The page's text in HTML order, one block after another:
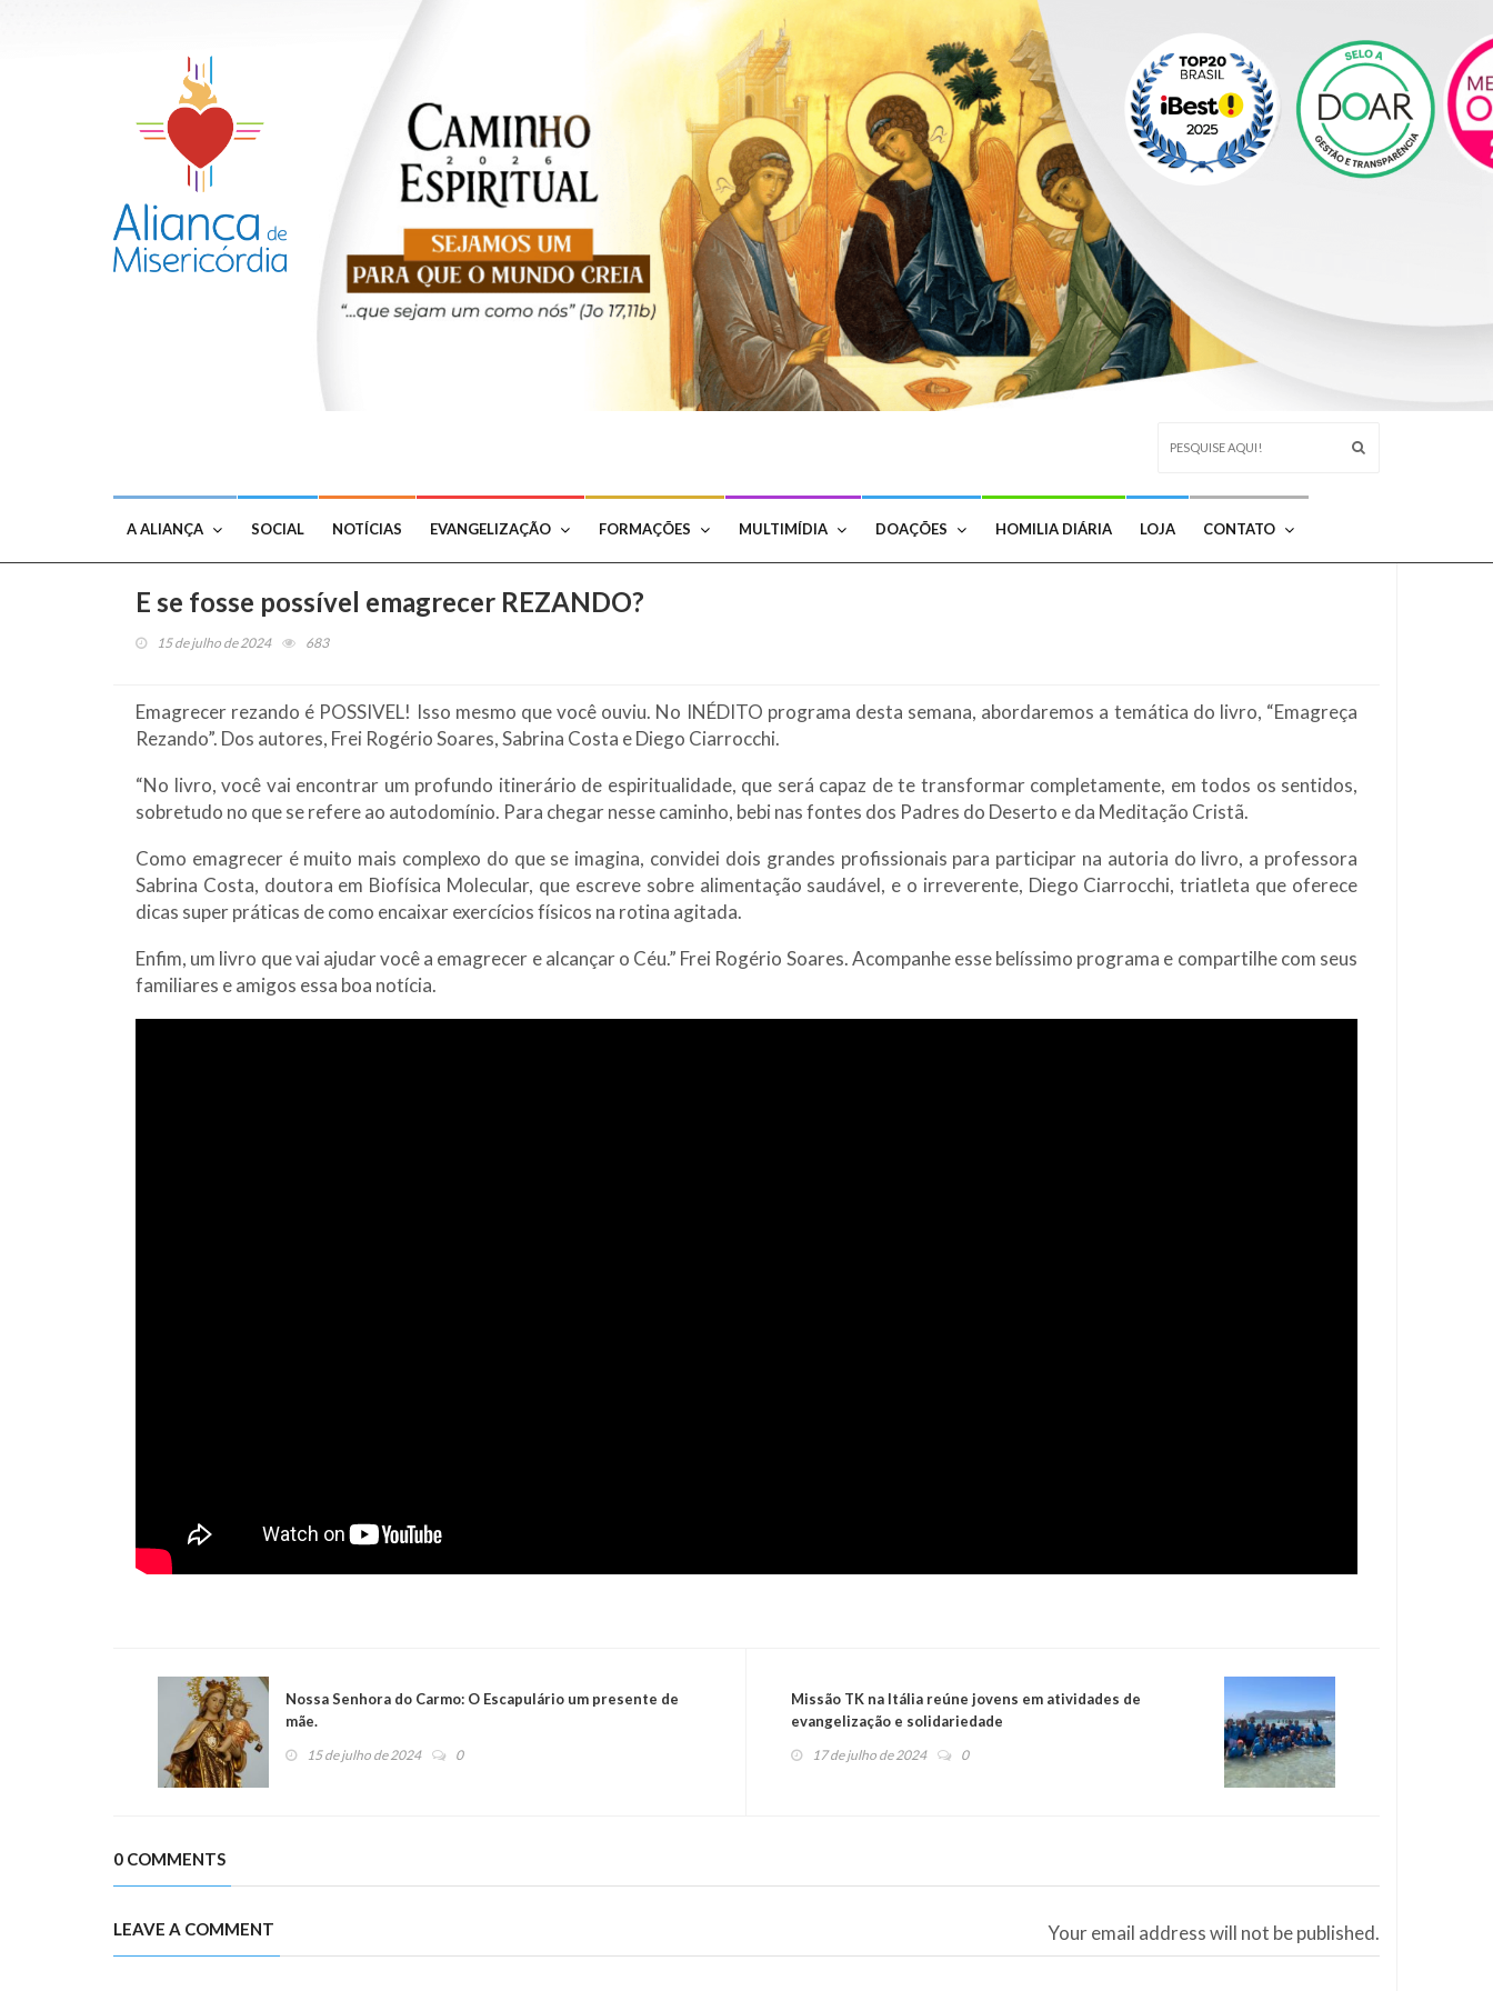
A ALIANÇA SOCIAL NOTÍCIAS EVANGELIZAÇÃO FORMAÇÕES MULTIMÍDIA DOAÇÕES HOMILIA DIÁRIA LOJA CONTATO
E se fosse possível emagrecer REZANDO?
15 de julho de 2024 683
Emagrecer rezando é POSSIVEL! Isso mesmo que você ouviu. No INÉDITO programa desta semana, abordaremos a temática do livro, “Emagreça
Rezando”. Dos autores, Frei Rogério Soares, Sabrina Costa e Diego Ciarrocchi.
“No livro, você vai encontrar um profundo itinerário de espiritualidade, que será capaz de te transformar completamente, em todos os sentidos,
sobretudo no que se refere ao autodomínio. Para chegar nesse caminho, bebi nas fontes dos Padres do Deserto e da Meditação Cristã.
Como emagrecer é muito mais complexo do que se imagina, convidei dois grandes profissionais para participar na autoria do livro, a professora
Sabrina Costa, doutora em Biofísica Molecular, que escreve sobre alimentação saudável, e o irreverente, Diego Ciarrocchi, triatleta que oferece
dicas super práticas de como encaixar exercícios físicos na rotina agitada.
Enfim, um livro que vai ajudar você a emagrecer e alcançar o Céu.” Frei Rogério Soares. Acompanhe esse belíssimo programa e compartilhe com seus
familiares e amigos essa boa notícia.
Nossa Senhora do Carmo: O Escapulário um presente de
mãe.
15 de julho de 2024 0
Missão TK na Itália reúne jovens em atividades de
evangelização e solidariedade
17 de julho de 2024 0
0 COMMENTS
LEAVE A COMMENT Your email address will not be published.